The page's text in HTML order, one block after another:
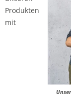
Produkten
mit